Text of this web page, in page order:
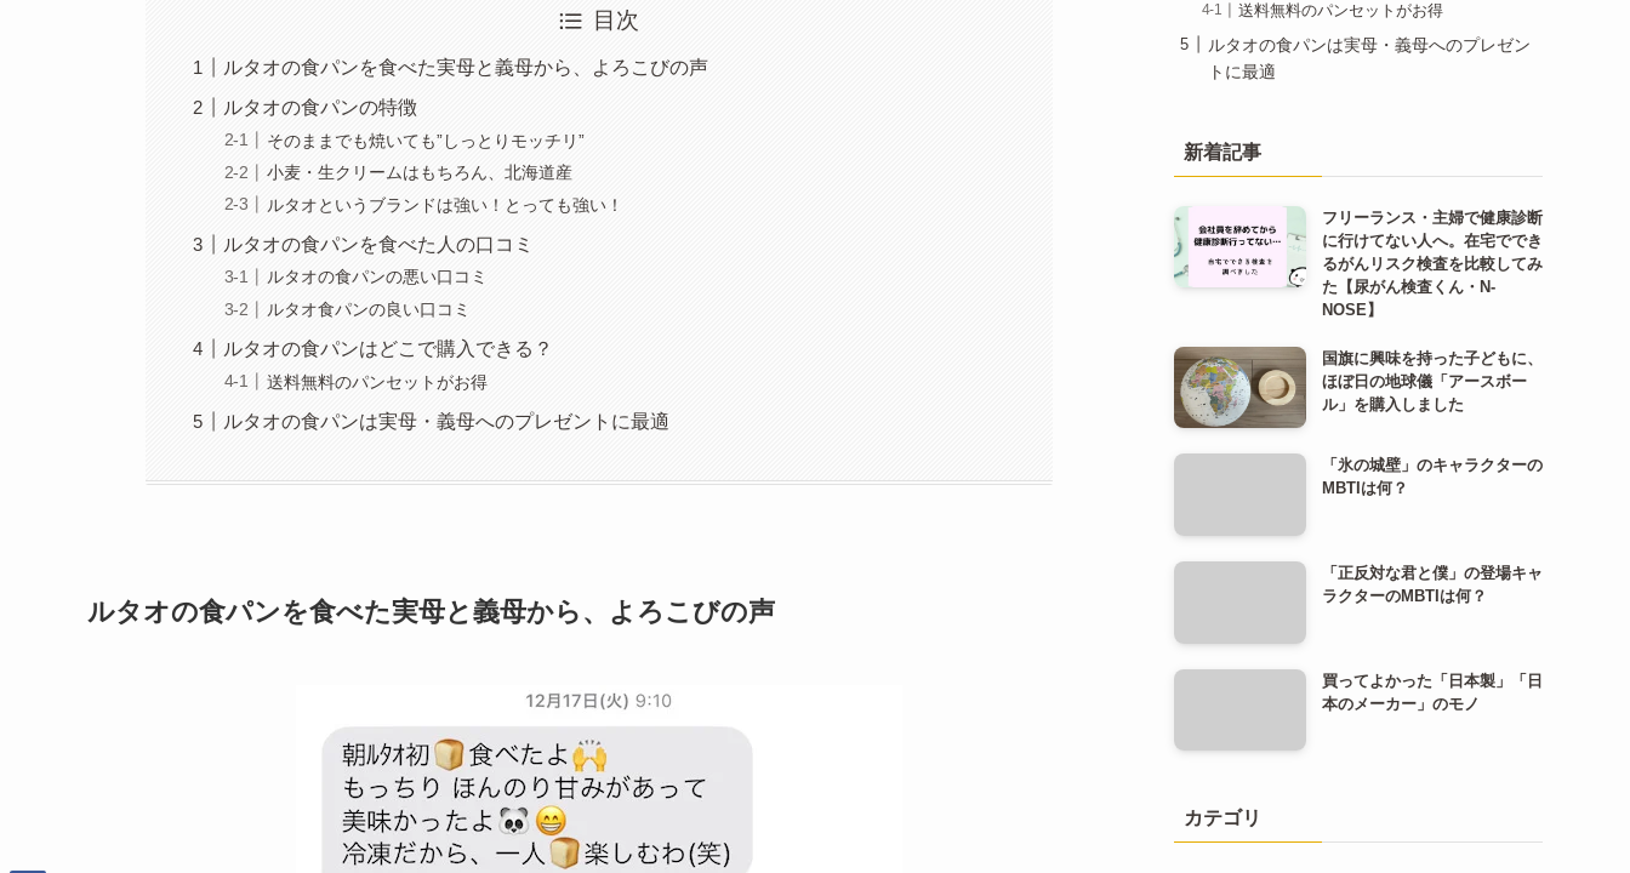
目次
ルタオの食パンを食べた実母と義母から、よろこびの声
ルタオの食パンの特徴
そのままでも焼いても”しっとりモッチリ”
小麦・生クリームはもちろん、北海道産
ルタオというブランドは強い！とっても強い！
ルタオの食パンを食べた人の口コミ
ルタオの食パンの悪い口コミ
ルタオ食パンの良い口コミ
ルタオの食パンはどこで購入できる？
送料無料のパンセットがお得
ルタオの食パンは実母・義母へのプレゼントに最適
ルタオの食パンを食べた実母と義母から、よろこびの声
送料無料のパンセットがお得
ルタオの食パンは実母・義母へのプレゼン
トに最適
新着記事
フリーランス・主婦で健康診断
に行けてない人へ。在宅ででき
るがんリスク検査を比較してみ
た【尿がん検査くん・N-
NOSE】
国旗に興味を持った子どもに、
ほぼ日の地球儀「アースボー
ル」を購入しました
「氷の城壁」のキャラクターの
MBTIは何？
「正反対な君と僕」の登場キャ
ラクターのMBTIは何？
買ってよかった「日本製」「日
本のメーカー」のモノ
カテゴリ